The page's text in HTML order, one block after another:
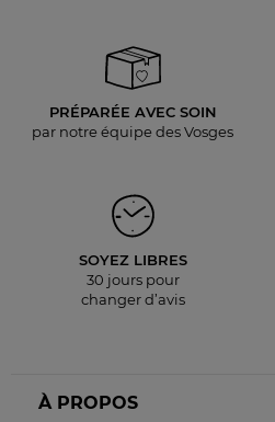
PRÉPARÉE AVEC SOIN
par notre équipe des Vosges
SOYEZ LIBRES
30 jours pour
changer d’avis
À PROPOS